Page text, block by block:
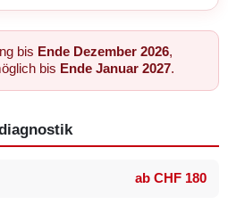
bis Ende Dezember 2026,
bis Ende Januar 2027.
ab CHF 180